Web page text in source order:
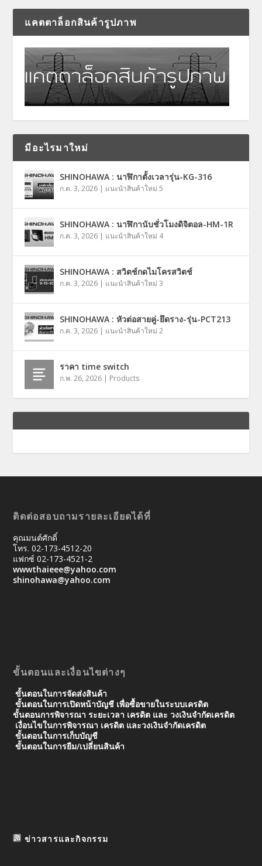
แคตตาล็อกสินค้ารูปภาพ
มีอะไรมาใหม่
SHINOHAWA : นาฬิกาตั้งเวลารุ่น-KG-316
ก.ค. 3, 2026 | แนะนำสินค้าใหม่ 5
SHINOHAWA : นาฬิกานับชั่วโมงดิจิตอล-HM-1R
ก.ค. 3, 2026 | แนะนำสินค้าใหม่ 4
SHINOHAWA : สวิตช์กดไมโครสวิตช์
ก.ค. 3, 2026 | แนะนำสินค้าใหม่ 3
SHINOHAWA : หัวต่อสายคู่-ยึดราง-รุ่น-PCT213
ก.ค. 3, 2026 | แนะนำสินค้าใหม่ 2
ราคา time switch
ก.พ. 26, 2026 | Products
ติดต่อสอบถามรายละเอียดได้ที่
คุณมนต์ศักดิ์
โทร. 02-173-4512-20
แฟกซ์ 02-173-4521-2
wwwthaieee@yahoo.com
shinohawa@yahoo.com
ขั้นตอนและเงื่อนไขต่างๆ
ขั้นตอนในการจัดส่งสินค้า
ขั้นตอนในการเปิดหน้าบัญชี เพื่อซื้อขายในระบบเครดิต
ขั้นตอนการพิจารณา ระยะเวลา เครดิต และ วงเงินจํากัดเครดิต
เงื่อนไขในการพิจารณา เครดิต และวงเงินจำกัดเครดิต
ขั้นตอนในการเก็บบัญชี
ขั้นตอนในการยืม/เปลี่ยนสินค้า
ข่าวสารและกิจกรรม